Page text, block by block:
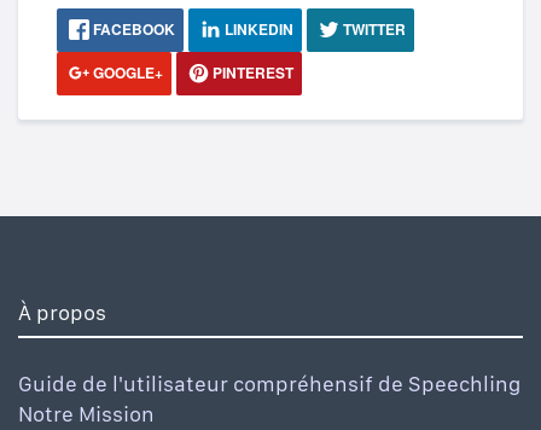
FACEBOOK LINKEDIN
TWITTER
GOOGLE+
PINTEREST
À propos
Guide de l'utilisateur compréhensif de Speechling
Notre Mission